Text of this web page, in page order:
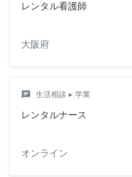
レンタル看護師
大阪府
chat 生活相談 ▸ 学業
レンタルナース
オンライン